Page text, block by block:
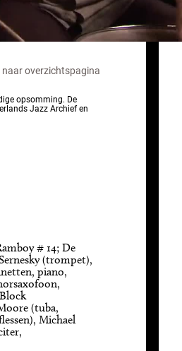
naar overzichtspagina
opsomming. De
Jazz Archief en
# 14; De
(trompet),
piano,
(tuba,
Michael